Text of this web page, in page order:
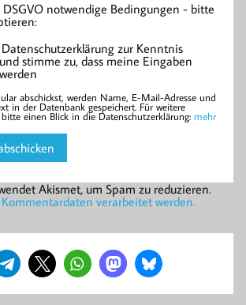
DSGVO notwendige Bedingungen - bitte
zur Kenntnis
stimme zu, dass meine Eingaben
abschickst, werden Name, E-Mail-Adresse und
in der Datenbank gespeichert. Für weitere
einen Blick in die Datenschutzerklärung: mehr
Akismet, um Spam zu reduzieren.
verarbeitet werden.